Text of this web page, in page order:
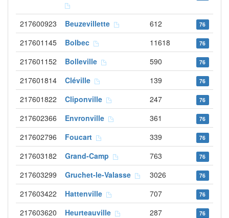
217600923 Beuzevillette 612 76
217601145 Bolbec 11618 76
217601152 Bolleville 590 76
217601814 Cléville 139 76
217601822 Cliponville 247 76
217602366 Envronville 361 76
217602796 Foucart 339 76
217603182 Grand-Camp 763 76
217603299 Gruchet-le-Valasse 3026 76
217603422 Hattenville 707 76
217603620 Heurteauville 287 76